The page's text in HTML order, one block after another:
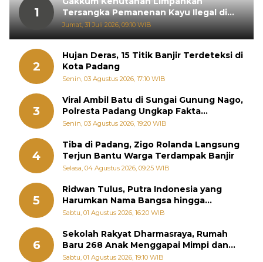
1
Tersangka Pemanenan Kayu Ilegal di
Sariak Bayang ke Kejari Solok
Jumat, 31 Juli 2026, 09:10 WIB
2
Hujan Deras, 15 Titik Banjir Terdeteksi di
Kota Padang
Senin, 03 Agustus 2026, 17:10 WIB
3
Viral Ambil Batu di Sungai Gunung Nago,
Polresta Padang Ungkap Fakta
Sebenarnya
Senin, 03 Agustus 2026, 19:20 WIB
4
Tiba di Padang, Zigo Rolanda Langsung
Terjun Bantu Warga Terdampak Banjir
Selasa, 04 Agustus 2026, 09:25 WIB
5
Ridwan Tulus, Putra Indonesia yang
Harumkan Nama Bangsa hingga
Diabadikan dalam Buku Jepang
Sabtu, 01 Agustus 2026, 16:20 WIB
6
Sekolah Rakyat Dharmasraya, Rumah
Baru 268 Anak Menggapai Mimpi dan
Memutus Rantai Kemiskinan
Sabtu, 01 Agustus 2026, 19:10 WIB